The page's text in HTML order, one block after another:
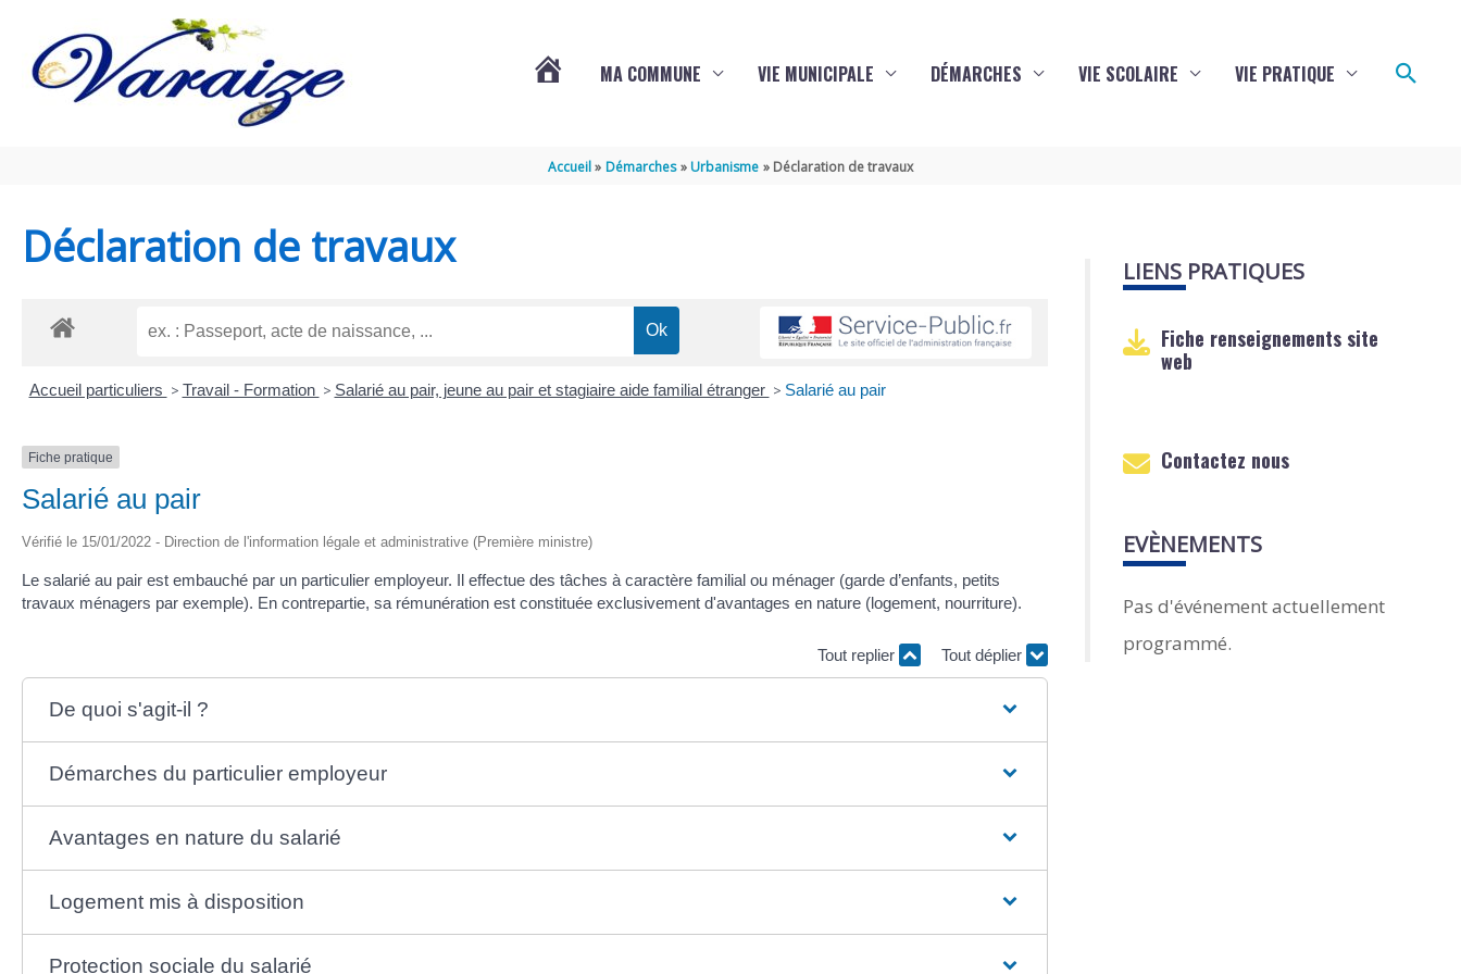
MA COMMUNE VIE MUNICIPALE DÉMARCHES VIE SCOLAIRE VIE PRATIQUE
Accueil Démarches Urbanisme Déclaration de travaux
Déclaration de travaux
Accueil particuliers > Travail - Formation > Salarié au pair, jeune au pair et stagiaire aide familial étranger > Salarié au pair
Fiche pratique
Salarié au pair
Vérifié le 15/01/2022 - Direction de l'information légale et administrative (Première ministre)
Le salarié au pair est embauché par un particulier employeur. Il effectue des tâches à caractère familial ou ménager (garde d’enfants, petits
travaux ménagers par exemple). En contrepartie, sa rémunération est constituée exclusivement d'avantages en nature (logement, nourriture).
Tout replier Tout déplier
De quoi s'agit-il ?
Démarches du particulier employeur
Avantages en nature du salarié
Logement mis à disposition
Protection sociale du salarié
LIENS PRATIQUES
Fiche renseignements site
web
Contactez nous
EVÈNEMENTS
Pas d'événement actuellement
programmé.